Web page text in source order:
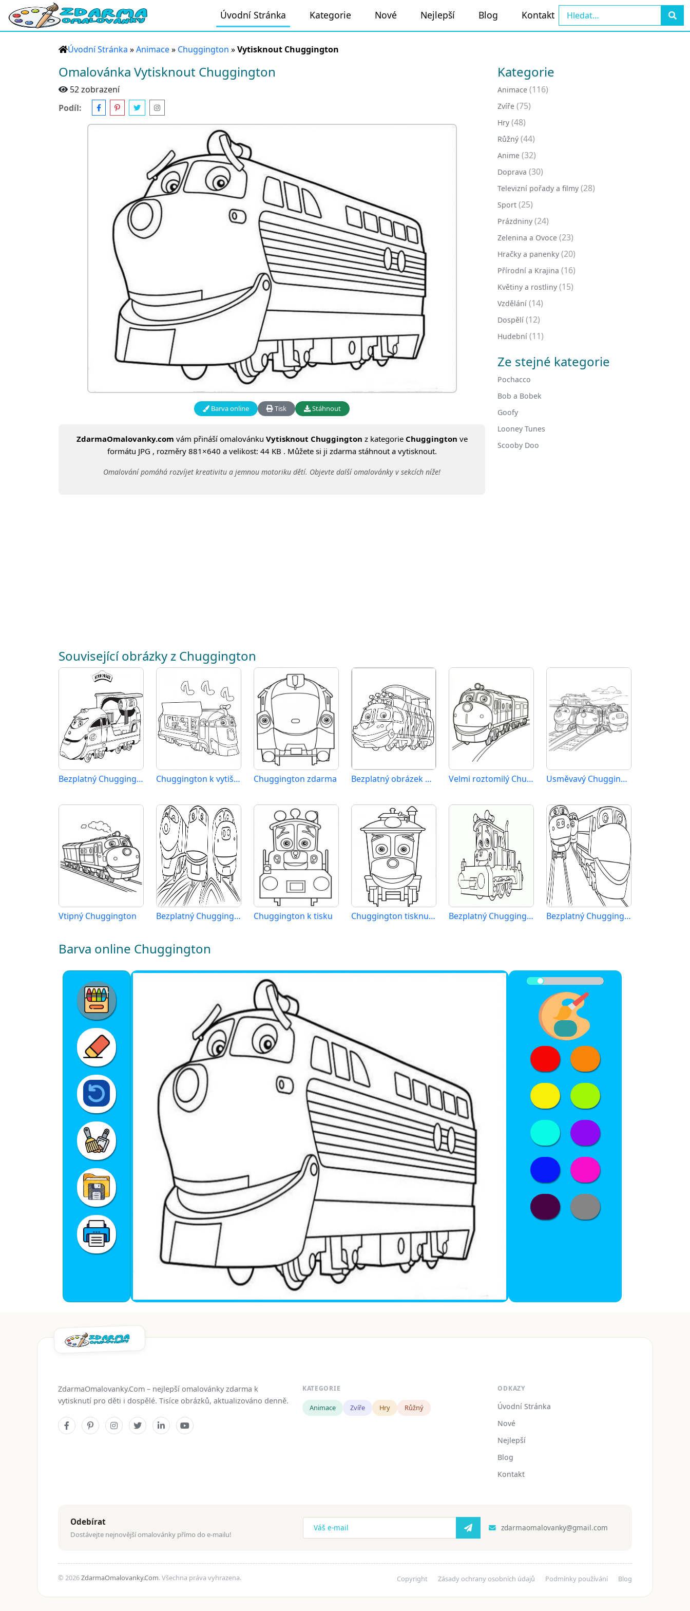
Úvodní Stránka Kategorie Nové Nejlepší Blog Kontakt
Úvodní Stránka »Animace» Chuggington »Vytisknout Chuggington
Omalovánka Vytisknout Chuggington
52 zobrazení
Podíl:
Barva online Tisk Stáhnout
ZdarmaOmalovanky.com vám přináší omalovánku Vytisknout Chuggington z kategorie Chuggington ve
formátu JPG , rozměry 881×640 a velikost: 44 KB . Můžete si ji zdarma stáhnout a vytisknout.
Omalování pomáhá rozvíjet kreativitu a jemnou motoriku dětí. Objevte další omalovánky v sekcích níže!
Kategorie
Animace (116)
Zvíře (75)
Hry (48)
Růžný (44)
Anime (32)
Doprava (30)
Televizní pořady a filmy (28)
Sport (25)
Prázdniny (24)
Zelenina a Ovoce (23)
Hračky a panenky (20)
Přírodní a Krajina (16)
Květiny a rostliny (15)
Vzdělání (14)
Dospělí (12)
Hudební (11)
Ze stejné kategorie
Pochacco
Bob a Bobek
Goofy
Looney Tunes
Scooby Doo
Související obrázky z Chuggington
Bezplatný Chuggington k vytisknutí Chuggington k vytištění pro děti Chuggington zdarma Bezplatný obrázek Chuggingtonu Velmi roztomilý Chuggington Usměvavý Chuggington
Vtipný Chuggington Bezplatný Chuggington pro děti Chuggington k tisku Chuggington tisknutelný Bezplatný Chuggington k vytištění Bezplatný Chuggington k tisku
Barva online Chuggington
ZdarmaOmalovanky.Com – nejlepší omalovánky zdarma k
vytisknutí pro děti i dospělé. Tisíce obrázků, aktualizováno denně.
KATEGORIE
Animace Zvíře Hry Růžný
ODKAZY
Úvodní Stránka
Nové
Nejlepší
Blog
Kontakt
Odebírat
Dostávejte nejnovější omalovánky přímo do e-mailu!
zdarmaomalovanky@gmail.com
© 2026ZdarmaOmalovanky.Com. Všechna práva vyhrazena. Copyright Zásady ochrany osobních údajů Podmínky používání Blog